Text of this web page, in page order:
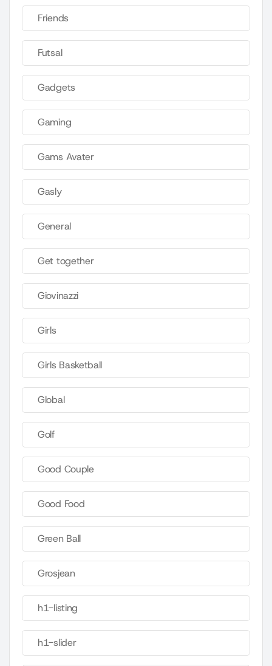
Friends
Futsal
Gadgets
Gaming
Gams Avater
Gasly
General
Get together
Giovinazzi
Girls
Girls Basketball
Global
Golf
Good Couple
Good Food
Green Ball
Grosjean
h1-listing
h1-slider